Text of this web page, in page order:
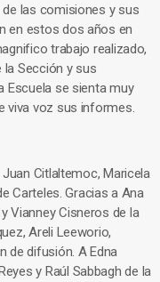
las comisiones y sus
en estos dos años en
trabajo realizado,
la Sección y sus
Escuela se sienta muy
viva voz sus informes.
Citlaltemoc, Maricela
Carteles. Gracias a Ana
Vianney Cisneros de la
Areli Leeworio,
de difusión. A Edna
y Raúl Sabbagh de la